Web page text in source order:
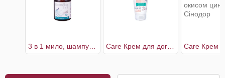
Препарати від акне та вугрів
Препарати від лишаю
Препарати від опіків